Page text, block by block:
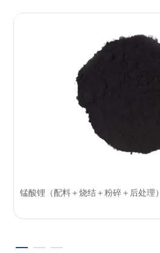
锰酸锂（配料＋烧结＋粉碎＋后处理）